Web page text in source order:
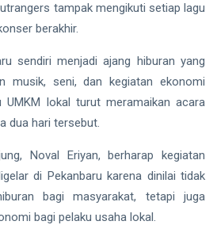
tampak mengikuti setiap lagu
berakhir.
sendiri menjadi ajang hiburan yang
musik, seni, dan kegiatan ekonomi
UMKM lokal turut meramaikan acara
dua hari tersebut.
Noval Eriyan, berharap kegiatan
di Pekanbaru karena dinilai tidak
bagi masyarakat, tetapi juga
bagi pelaku usaha lokal.